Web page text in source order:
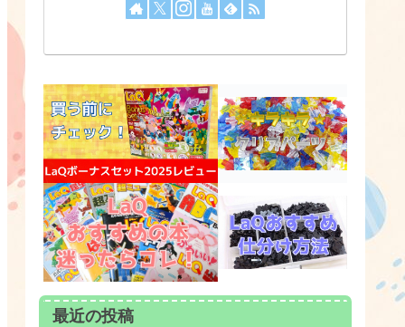
最近の投稿